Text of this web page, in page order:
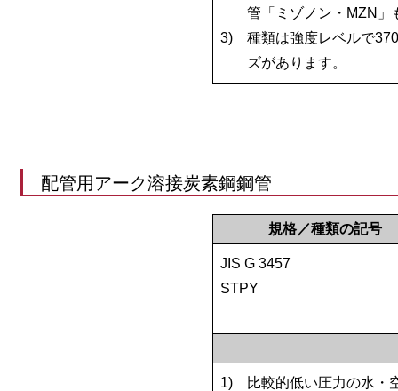
管「ミゾノン・MZN」
3)
種類は強度レベルで
ズがあります。
配管用アーク溶接炭素鋼鋼管
規格／種類の記号
JIS G 3457
STPY
1)
比較的低い圧力の水・